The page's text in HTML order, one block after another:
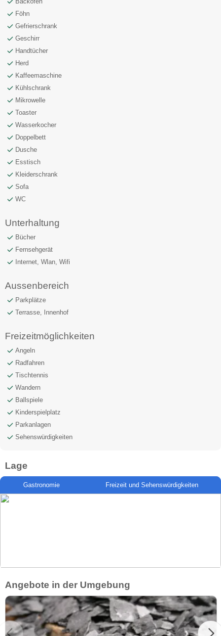
Föhn
Gefrierschrank
Geschirr
Handtücher
Herd
Kaffeemaschine
Kühlschrank
Mikrowelle
Toaster
Wasserkocher
Doppelbett
Dusche
Esstisch
Kleiderschrank
Sofa
WC
Unterhaltung
Bücher
Fernsehgerät
Internet, Wlan, Wifi
Aussenbereich
Parkplätze
Terrasse, Innenhof
Freizeitmöglichkeiten
Angeln
Radfahren
Tischtennis
Wandern
Ballspiele
Kinderspielplatz
Parkanlagen
Sehenswürdigkeiten
Lage
Gastronomie Freizeit und Sehenswürdigkeiten
Angebote in der Umgebung